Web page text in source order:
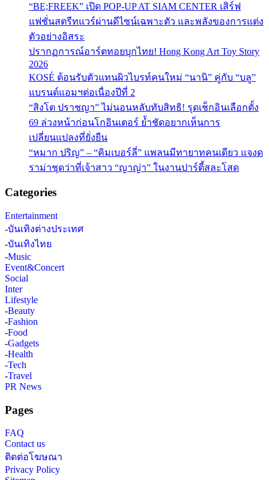
“BE;FREEK” เปิด POP-UP AT SIAM CENTER เสิร์ฟ
แฟชั่นสตรีทแวร์ผ่านดีไซน์เฉพาะตัว และพลังของการแต่ง
ตัวอย่างอิสระ
ปรากฏการณ์อาร์ตทอยบุกไทย! Hong Kong Art Toy Story
2026
KOSÉ ต้อนรับตัวแทนผิวไบรท์คนใหม่ “นานิ” คู่กับ “บลู”
แบรนด์แอมฯต่อเนื่องปีที่ 2
“สิงโต ปราชญา” ไม่นอนหลับทับสิทธิ! รุดเช็กอินเลือกตั้ง
69 ล่วงหน้าก่อนโกอินเตอร์ ย้ำชัดอยากเห็นการ
เปลี่ยนแปลงที่ยั่งยืน
“หมาก ปริญ” – “คิมเบอร์ลี่” แพลนมีทายาทคนเดียว แจงด
ราม่าชุดว่าที่เจ้าสาว “ญาญ่า” ในงานปาร์ตี้สละโสด
Categories
Entertainment
-บันเทิงต่างประเทศ
-บันเทิงไทย
-Music
Event&Concert
Social
Inter
Lifestyle
-Beauty
-Fashion
-Food
-Gadgets
-Health
-Tech
-Travel
PR News
Pages
FAQ
Contact us
ติดต่อโฆษณา
Privacy Policy